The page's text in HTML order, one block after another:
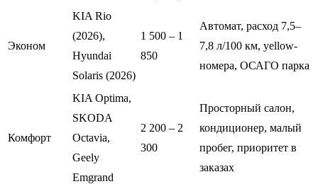
Эконом
KIA Rio
(2026),
Hyundai
Solaris (2026)
1 500 – 1
850
Автомат, расход 7,5–
7,8 л/100 км, yellow-
номера, ОСАГО парка
Комфорт
KIA Optima,
SKODA
Octavia,
Geely
Emgrand
2 200 – 2
300
Просторный салон,
кондиционер, малый
пробег, приоритет в
заказах